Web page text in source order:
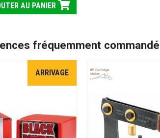
AU PANIER
fréquemment
ARRIVAGE